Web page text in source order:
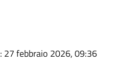
: 27 febbraio 2026, 09:36